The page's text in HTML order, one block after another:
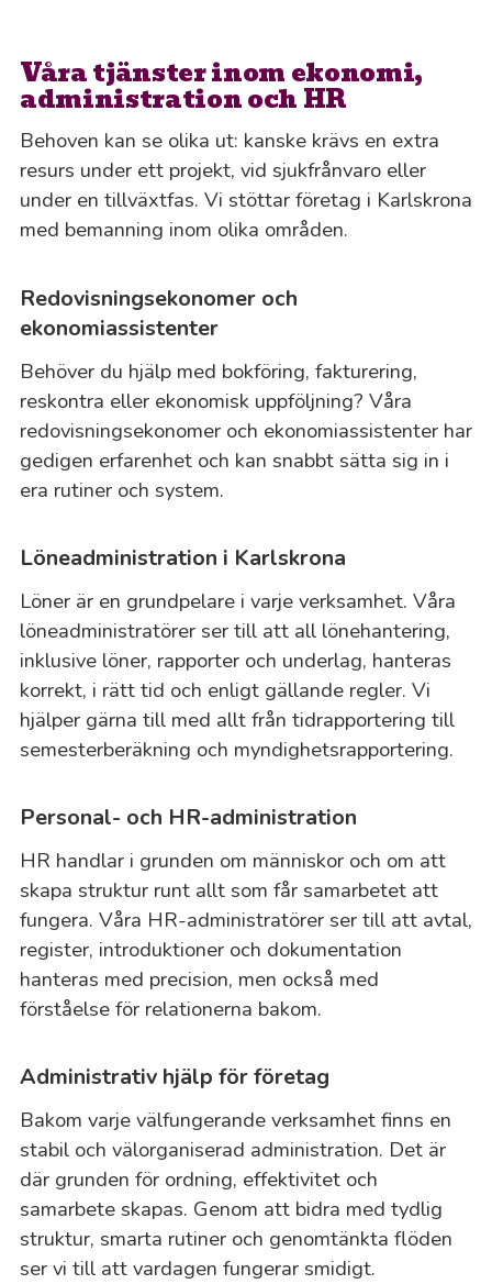
Våra tjänster inom ekonomi,
administration och HR
Behoven kan se olika ut: kanske krävs en extra
resurs under ett projekt, vid sjukfrånvaro eller
under en tillväxtfas. Vi stöttar företag i Karlskrona
med bemanning inom olika områden.
Redovisningsekonomer och
ekonomiassistenter
Behöver du hjälp med bokföring, fakturering,
reskontra eller ekonomisk uppföljning? Våra
redovisningsekonomer och ekonomiassistenter har
gedigen erfarenhet och kan snabbt sätta sig in i
era rutiner och system.
Löneadministration i Karlskrona
Löner är en grundpelare i varje verksamhet. Våra
löneadministratörer ser till att all lönehantering,
inklusive löner, rapporter och underlag, hanteras
korrekt, i rätt tid och enligt gällande regler. Vi
hjälper gärna till med allt från tidrapportering till
semesterberäkning och myndighetsrapportering.
Personal- och HR-administration
HR handlar i grunden om människor och om att
skapa struktur runt allt som får samarbetet att
fungera. Våra HR-administratörer ser till att avtal,
register, introduktioner och dokumentation
hanteras med precision, men också med
förståelse för relationerna bakom.
Administrativ hjälp för företag
Bakom varje välfungerande verksamhet finns en
stabil och välorganiserad administration. Det är
där grunden för ordning, effektivitet och
samarbete skapas. Genom att bidra med tydlig
struktur, smarta rutiner och genomtänkta flöden
ser vi till att vardagen fungerar smidigt.